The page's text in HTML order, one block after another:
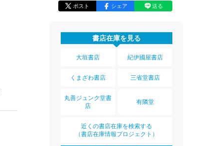
ポスト シェア 送る
書店在庫を見る
大垣書店 紀伊國屋書店
くまざわ書店 三省堂書店
丸善ジュンク堂書
店
有隣堂
近くの書店在庫を検索する
（書店在庫情報プロジェクト）